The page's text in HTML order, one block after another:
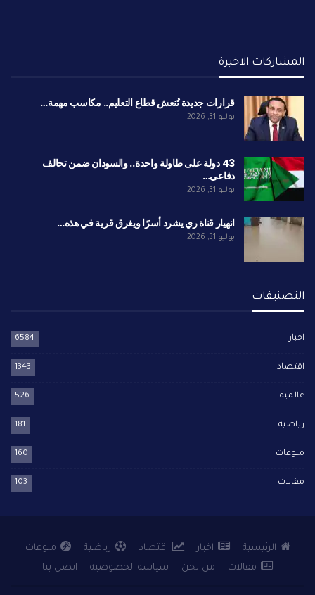
المشاركات الاخيرة
قرارات جديدة تُنعش قطاع التعليم.. مكاسب مهمة…
يوليو 31, 2026
43 دولة على طاولة واحدة.. والسودان ضمن تحالف
دفاعي…
يوليو 31, 2026
انهيار قناة ري يشرد أسرًا ويغرق قرية في هذه…
يوليو 31, 2026
التصنيفات
اخبار 6584
اقتصاد 1343
عالمية 526
رياضية 181
منوعات 160
مقالات 103
الرئيسية اخبار اقتصاد رياضية
منوعات
مقالات
من نحن سياسة الخصوصية اتصل بنا